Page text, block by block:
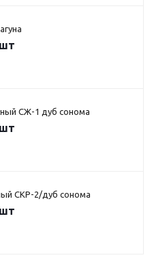
СЖ-1 дуб сонома
СКР-2/дуб сонома